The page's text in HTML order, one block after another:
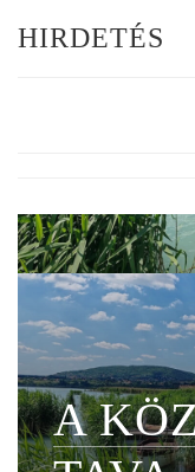
HIRDETÉS
A